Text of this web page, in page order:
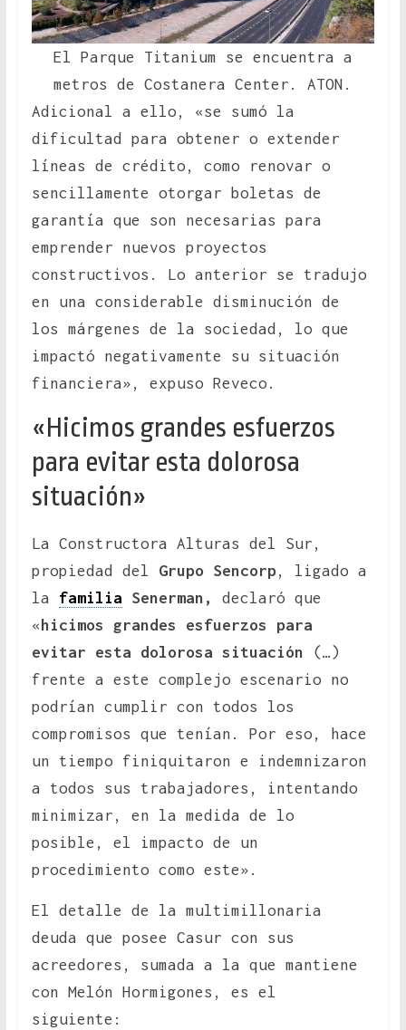
El Parque Titanium se encuentra a
metros de Costanera Center. ATON.
Adicional a ello, «se sumó la
dificultad para obtener o extender
líneas de crédito, como renovar o
sencillamente otorgar boletas de
garantía que son necesarias para
emprender nuevos proyectos
constructivos. Lo anterior se tradujo
en una considerable disminución de
los márgenes de la sociedad, lo que
impactó negativamente su situación
financiera», expuso Reveco.
«Hicimos grandes esfuerzos
para evitar esta dolorosa
situación»
La Constructora Alturas del Sur,
propiedad del Grupo Sencorp , ligado a
la familia Senerman, declaró que
«hicimos grandes esfuerzos para
evitar esta dolorosa situación (…)
frente a este complejo escenario no
podrían cumplir con todos los
compromisos que tenían. Por eso, hace
un tiempo finiquitaron e indemnizaron
a todos sus trabajadores, intentando
minimizar, en la medida de lo
posible, el impacto de un
procedimiento como este».
El detalle de la multimillonaria
deuda que posee Casur con sus
acreedores, sumada a la que mantiene
con Melón Hormigones, es el
siguiente: